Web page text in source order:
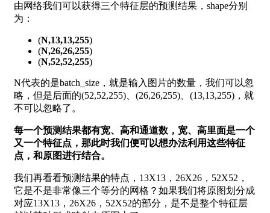
由网络我们可以获得三个特征层的预测结果，shape分别
为：
(N,13,13,255)
(N,26,26,255)
(N,52,52,255)
N代表的是batch_size，就是输入图片的数量，我们可以忽
略，但是后面的(52,52,255)、(26,26,255)、(13,13,255)，就
不可以忽略了。
每一个预测结果都有宽、高和通道数，宽、高里面是一个
又一个特征点，那此时我们便可以想办法利用这些特征
点，和原图进行结合。
我们再看看预测结果的特点，13X13，26X26，52X52，
它是不是非常像三个等分的网格？如果我们将原图划分成
对应13X13，26X26，52X52的部分，是不是整个特征层